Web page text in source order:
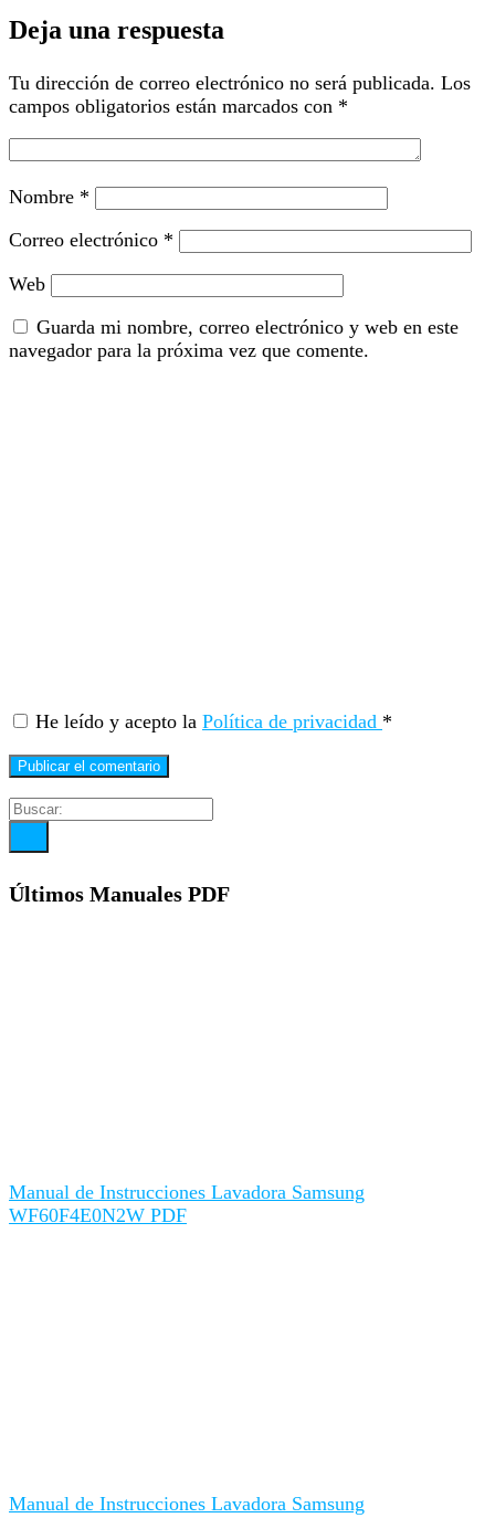
Deja una respuesta
Tu dirección de correo electrónico no será publicada. Los
campos obligatorios están marcados con *
Nombre *
Correo electrónico *
Web
Guarda mi nombre, correo electrónico y web en este
navegador para la próxima vez que comente.
He leído y acepto la Política de privacidad *
Últimos Manuales PDF
Manual de Instrucciones Lavadora Samsung
WF60F4E0N2W PDF
Manual de Instrucciones Lavadora Samsung